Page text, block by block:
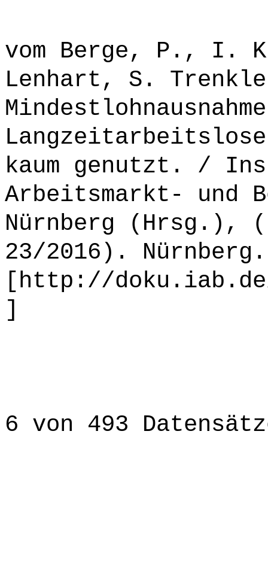
vom Berge, P., I.
Lenhart, S.
kaum genutzt. /
Arbeitsmarkt- und
Nürnberg (Hrsg.),
23/2016). Nürnberg.
[http://
]
6 von 493